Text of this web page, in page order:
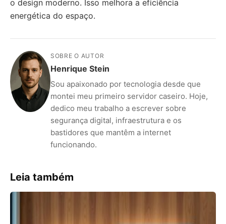
o design moderno. Isso melhora a eficiência
energética do espaço.
SOBRE O AUTOR
Henrique Stein
Sou apaixonado por tecnologia desde que
montei meu primeiro servidor caseiro. Hoje,
dedico meu trabalho a escrever sobre
segurança digital, infraestrutura e os
bastidores que mantêm a internet
funcionando.
Leia também